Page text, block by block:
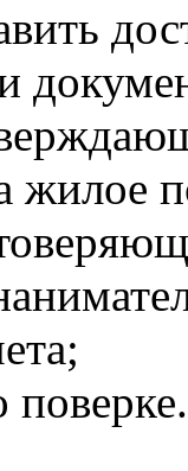
жилое
поверке.